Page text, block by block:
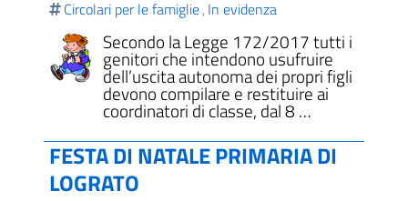
Circolari per le famiglie, In evidenza
Secondo la Legge 172/2017 tutti i
genitori che intendono usufruire
dell’uscita autonoma dei propri figli
devono compilare e restituire ai
coordinatori di classe, dal 8 …
FESTA DI NATALE PRIMARIA DI
LOGRATO